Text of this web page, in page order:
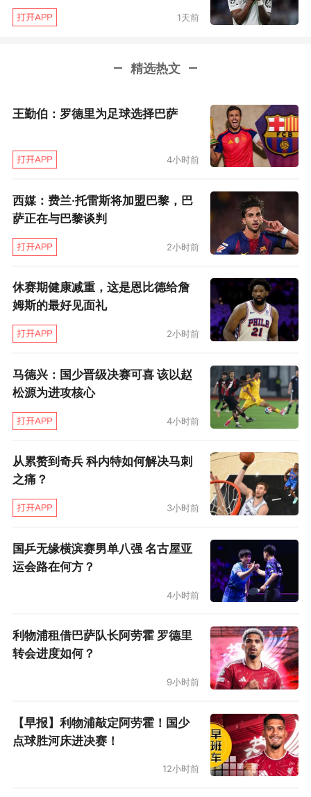
冠”。这句推断其实很情绪化，也有些片面，毕竟
西班牙人带队并非没有冠军。他在执教枪手的第
了他赢得俱乐部老板绝对信任的敲门砖。
距离上次夺冠，5年时间过去了，阿尔特塔还在吃
老本吗？显然不是，他把阿森纳从一支几乎滑向
中游的落魄豪门，改造成为年年可以参与英超争
这不进则退的2024-25，枪手也依然展现出了些
许亮点，不是吗？英超之外，欧冠对皇马的双杀
是一种信念上的提升，赖斯的任意球梅开二度更
堪称传世经典。而即便后来人们会说“今年的皇马
又不强”，时隔多年重返欧冠四强也是某种意义上
的进步。
另外也别忘了人员方面。当去年球迷们怀疑阿森
纳又做了一笔亏本生意，买来的重磅新援卡拉菲
奥里总是小伤不断，让左闸位置露出了裂痕，18
岁小将刘易斯-斯凯利就横空出世，从一名枪手青
训梯队中场变身为大英最有前途的左后卫。而同
样年轻的攻击中场恩瓦内里也初露锋芒，在英超
和欧冠都给人留下了一些不错的印象。还有像梅
塔内部挖潜改造球员的能力。
西班牙教头能够看到球员身上的潜能，也能把这
些能量利用起来，不能说没有本事。当然阿尔特
塔之所以愿意这么做，有相当一部分原因也是“被
轮不到“梅超锋”的出场。而伤病也是阿森纳争冠
乏力的重要原因之一。另外有不少球迷肯定还记
得，这个英超赛季中有过多次不利于阿森纳的争
1天前
精选热文
王勤伯：罗德里为足球选择巴萨
4小时前
西媒：费兰·托雷斯将加盟巴黎，巴
萨正在与巴黎谈判
2小时前
休赛期健康减重，这是恩比德给詹
姆斯的最好见面礼
2小时前
马德兴：国少晋级决赛可喜 该以赵
松源为进攻核心
4小时前
从累赘到奇兵 科内特如何解决马刺
之痛？
3小时前
国乒无缘横滨赛男单八强 名古屋亚
运会路在何方？
4小时前
利物浦租借巴萨队长阿劳霍 罗德里
转会进度如何？
9小时前
【早报】利物浦敲定阿劳霍！国少
点球胜河床进决赛！
12小时前